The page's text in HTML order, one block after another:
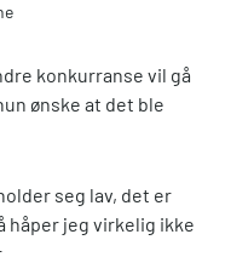
konkurranse vil gå
ønske at det ble
seg lav, det er
håper jeg virkelig ikke